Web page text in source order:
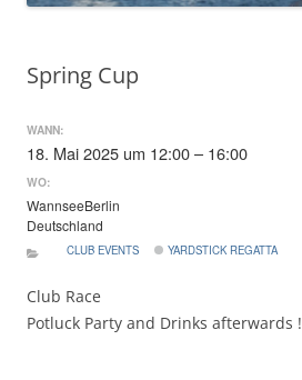
Spring Cup
WANN:
18. Mai 2025 um 12:00 – 16:00
WO:
WannseeBerlin
Deutschland
CLUB EVENTS YARDSTICK REGATTA
Club Race
Potluck Party and Drinks afterwards !